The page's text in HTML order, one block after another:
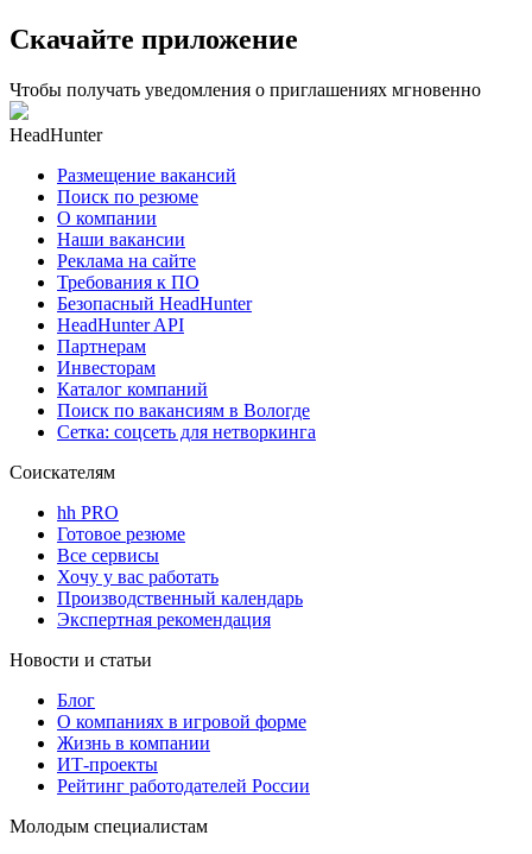
Скачайте приложение
Чтобы получать уведомления о приглашениях мгновенно
HeadHunter
Размещение вакансий
Поиск по резюме
О компании
Наши вакансии
Реклама на сайте
Требования к ПО
Безопасный HeadHunter
HeadHunter API
Партнерам
Инвесторам
Каталог компаний
Поиск по вакансиям в Вологде
Сетка: соцсеть для нетворкинга
Соискателям
hh PRO
Готовое резюме
Все сервисы
Хочу у вас работать
Производственный календарь
Экспертная рекомендация
Новости и статьи
Блог
О компаниях в игровой форме
Жизнь в компании
ИТ-проекты
Рейтинг работодателей России
Молодым специалистам